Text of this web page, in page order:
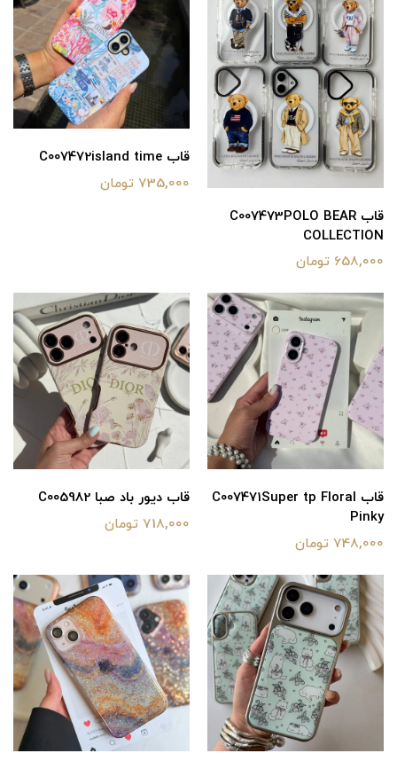
قاب C007473POLO BEAR
COLLECTION
658,000 تومان
قاب C007472island time
735,000 تومان
قاب C007471Super tp Floral
Pinky
748,000 تومان
قاب دیور باد صبا C005982
718,000 تومان